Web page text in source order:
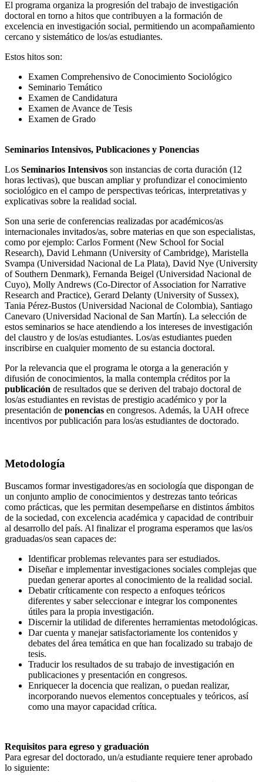
El programa organiza la progresión del trabajo de investigación
doctoral en torno a hitos que contribuyen a la formación de
excelencia en investigación social, permitiendo un acompañamiento
cercano y sistemático de los/as estudiantes.
Estos hitos son:
Examen Comprehensivo de Conocimiento Sociológico
Seminario Temático
Examen de Candidatura
Examen de Avance de Tesis
Examen de Grado
Seminarios Intensivos, Publicaciones y Ponencias
Los Seminarios Intensivos son instancias de corta duración (12
horas lectivas), que buscan ampliar y profundizar el conocimiento
sociológico en el campo de perspectivas teóricas, interpretativas y
explicativas sobre la realidad social.
Son una serie de conferencias realizadas por académicos/as
internacionales invitados/as, sobre materias en que son especialistas,
como por ejemplo: Carlos Forment (New School for Social
Research), David Lehmann (University of Cambridge), Maristella
Svampa (Universidad Nacional de La Plata), David Nye (University
of Southern Denmark), Fernanda Beigel (Universidad Nacional de
Cuyo), Molly Andrews (Co-Director of Association for Narrative
Research and Practice), Gerard Delanty (University of Sussex),
Tania Pérez-Bustos (Universidad Nacional de Colombia), Santiago
Canevaro (Universidad Nacional de San Martín). La selección de
estos seminarios se hace atendiendo a los intereses de investigación
del claustro y de los/as estudiantes. Los/as estudiantes pueden
inscribirse en cualquier momento de su estancia doctoral.
Por la relevancia que el programa le otorga a la generación y
difusión de conocimientos, la malla contempla créditos por la
publicación de resultados que se deriven del trabajo doctoral de
los/as estudiantes en revistas de prestigio académico y por la
presentación de ponencias en congresos. Además, la UAH ofrece
incentivos por publicación para los/as estudiantes de doctorado.
Metodología
Buscamos formar investigadores/as en sociología que dispongan de
un conjunto amplio de conocimientos y destrezas tanto teóricas
como prácticas, que les permitan desempeñarse en distintos ámbitos
de la sociedad, con excelencia académica y capacidad de contribuir
al desarrollo del país. Al finalizar el programa esperamos que las/os
graduadas/os sean capaces de:
Identificar problemas relevantes para ser estudiados.
Diseñar e implementar investigaciones sociales complejas que
puedan generar aportes al conocimiento de la realidad social.
Debatir críticamente con respecto a enfoques teóricos
diferentes y saber seleccionar e integrar los componentes
útiles para la propia investigación.
Discernir la utilidad de diferentes herramientas metodológicas.
Dar cuenta y manejar satisfactoriamente los contenidos y
debates del área temática en que han focalizado su trabajo de
tesis.
Traducir los resultados de su trabajo de investigación en
publicaciones y presentación en congresos.
Enriquecer la docencia que realizan, o puedan realizar,
incorporando nuevos elementos conceptuales y teóricos, así
como una mayor capacidad crítica.
Requisitos para egreso y graduación
Para egresar del doctorado, un/a estudiante requiere tener aprobado
lo siguiente: